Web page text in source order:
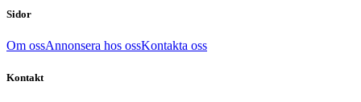
Sidor
Om ossAnnonsera hos ossKontakta oss
Kontakt